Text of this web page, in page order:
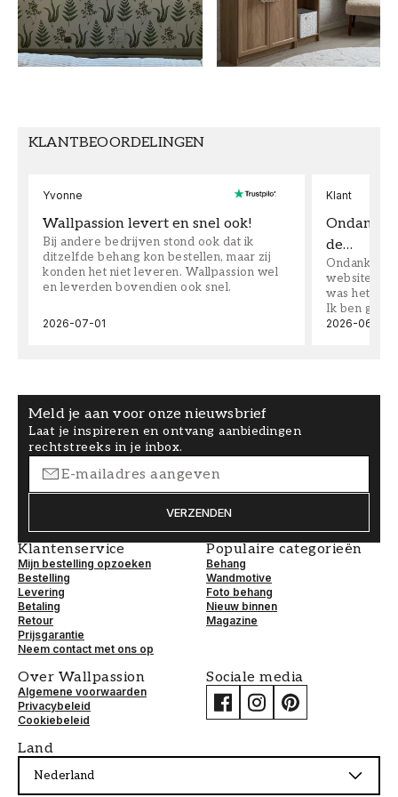
BREEDTE (m)
0,53
HOOGTE (m)
KLANTBEOORDELINGEN
Yvonne
Wallpassion levert en snel ook!
Bij andere bedrijven stond ook dat ik
ditzelfde behang kon bestellen, maar zij
konden het niet leveren. Wallpassion wel
en leverden bovendien ook snel.
2026-07-01
Klant
Ondanks
de…
Ondanks
website
was het
Ik ben
2026-06-08
Meld je aan voor onze nieuwsbrief
Laat je inspireren en ontvang aanbiedingen
rechtstreeks in je inbox.
VERZENDEN
Klantenservice
Mijn bestelling opzoeken
Bestelling
Levering
Betaling
Retour
Prijsgarantie
Neem contact met ons op
Populaire categorieën
Behang
Wandmotive
Foto behang
Nieuw binnen
Magazine
Over Wallpassion
Algemene voorwaarden
Privacybeleid
Cookiebeleid
Sociale media
Land
Nederland